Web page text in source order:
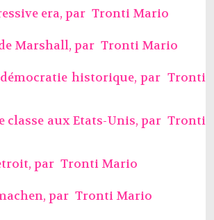
era, par Tronti Mario
Marshall, par Tronti Mario
historique, par Tronti
classe aux Etats-Unis, par Tronti
par Tronti Mario
par Tronti Mario